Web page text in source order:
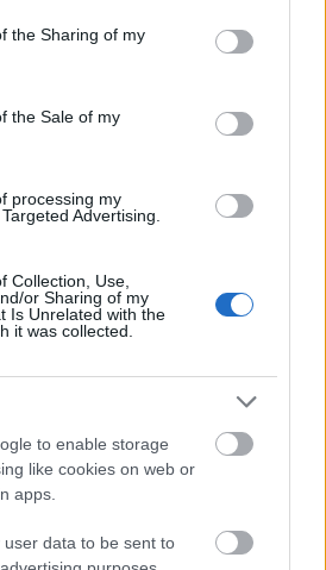
usage behaviour. You may click to
Google and its third-party tags to
specified purposes in below Google
the Sharing of my
the Sale of my
processing my
Advertising.
Collection, Use,
or Sharing of my
Is Unrelated with the
it was collected.
to enable storage
like cookies on web or
apps.
user data to be sent to
és átszervezett
tehermentesíti a
rendszert a STRABAG
a társadalmi kihívások leküzdését
Ferenc Egyetem
hírek
is fontos szerep hárul a